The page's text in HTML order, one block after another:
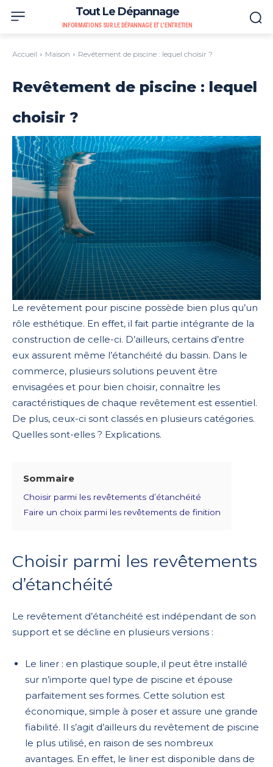
Tout Le Dépannage
INFORMATIONS SUR LE DÉPANNAGE ET L'ENTRETIEN
Accueil Maison Revêtement de piscine : lequel choisir ?
Revêtement de piscine : lequel
choisir ?
Le revêtement pour piscine possède bien plus qu’un
rôle esthétique. En effet, il fait partie intégrante de la
construction de celle-ci. D’ailleurs, certains d’entre
eux assurent même l’étanchéité du bassin. Dans le
commerce, plusieurs solutions peuvent être
envisagées et pour bien choisir, connaître les
caractéristiques de chaque revêtement est essentiel.
De plus, ceux-ci sont classés en plusieurs catégories.
Quelles sont-elles ? Explications.
Sommaire
Choisir parmi les revêtements d’étanchéité
Faire un choix parmi les revêtements de finition
Choisir parmi les revêtements
d’étanchéité
Le revêtement d’étanchéité est indépendant de son
support et se décline en plusieurs versions :
Le liner : en plastique souple, il peut être installé
sur n’importe quel type de piscine et épouse
parfaitement ses formes. Cette solution est
économique, simple à poser et assure une grande
fiabilité. Il s’agit d’ailleurs du revêtement de piscine
le plus utilisé, en raison de ses nombreux
avantages. En effet, le liner est disponible dans de